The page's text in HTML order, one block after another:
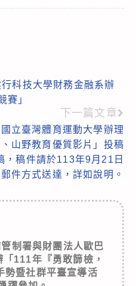
科技大學財務金融系辦
賽」
下一篇文章
立臺灣體育運動大學辦理
山野教育優質影片」投稿
，稿件請於113年9月21日
件方式送達，詳如說明。
制署與財團法人歐巴
111年『勇敢篩檢，
勢暨社群平臺宣導活